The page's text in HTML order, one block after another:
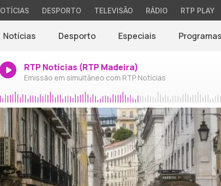
DESPORTO TELEVISÃO RÁDIO RTP PLAY
Notícias Desporto Especiais Programas
RTP Notícias (RTP Madeira)
Emissão em simultâneo com RTP Notícias